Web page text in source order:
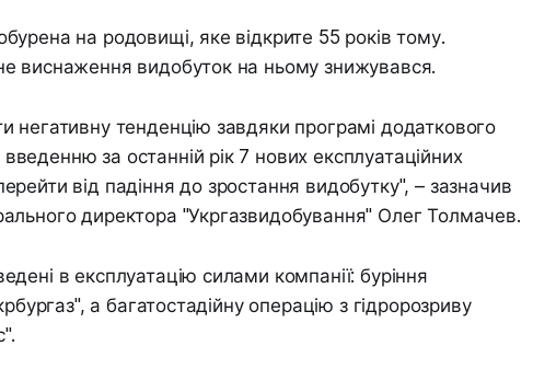
на родовищі, яке відкрите 55 років тому.
виснаження видобуток на ньому знижувався.
негативну тенденцію завдяки програмі додаткового
за останній рік 7 нових експлуатаційних
від падіння до зростання видобутку", – зазначив
директора "Укргазвидобування" Олег Толмачев.
в експлуатацію силами компанії: буріння
а багатостадійну операцію з гідророзриву